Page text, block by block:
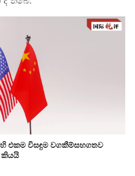
එකම විසඳුම වගකීම්සහගතව
කියයි